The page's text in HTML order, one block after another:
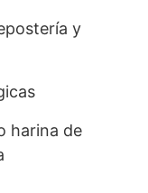
y
harina de